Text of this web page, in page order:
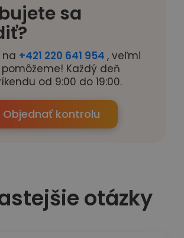
sa
+421 220 641 954 , veľmi
Každý deň
od 9:00 do 19:00.
Objednať kontrolu
otázky